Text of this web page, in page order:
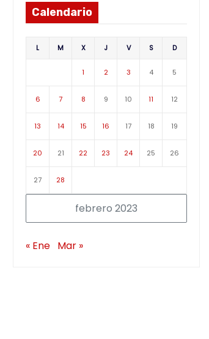
Calendario
febrero 2023
L M X J V S D
1 2 3 4 5
6 7 8 9 10 11 12
13 14 15 16 17 18 19
20 21 22 23 24 25 26
27 28
« Ene Mar »